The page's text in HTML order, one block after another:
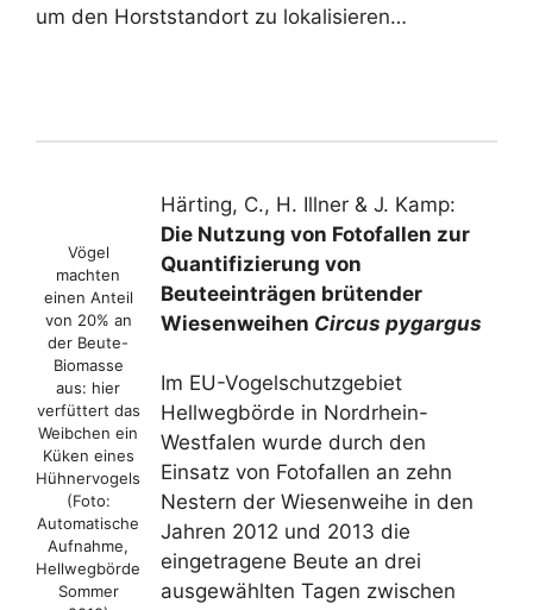
um den Horststandort zu lokalisieren…
Vögel
machten
einen Anteil
von 20% an
der Beute-
Biomasse
aus: hier
verfüttert das
Weibchen ein
Küken eines
Hühnervogels
(Foto:
Automatische
Aufnahme,
Hellwegbörde
Sommer
Härting, C., H. Illner & J. Kamp:
Die Nutzung von Fotofallen zur
Quantifizierung von
Beuteeinträgen brütender
Wiesenweihen Circus pygargus
Im EU-Vogelschutzgebiet
Hellwegbörde in Nordrhein-
Westfalen wurde durch den
Einsatz von Fotofallen an zehn
Nestern der Wiesenweihe in den
Jahren 2012 und 2013 die
eingetragene Beute an drei
ausgewählten Tagen zwischen